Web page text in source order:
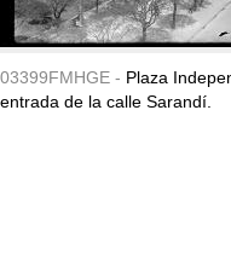
03399FMHGE - Plaza
entrada de la calle Sarandí.